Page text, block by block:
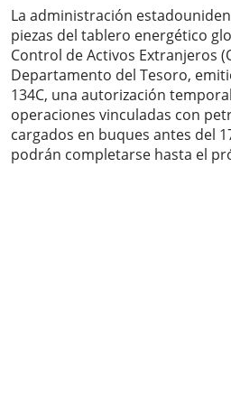
La administración
piezas del tablero energético
Control de Activos Extranjeros
Departamento del Tesoro,
134C, una autorización
operaciones vinculadas con
cargados en buques antes del
podrán completarse hasta el